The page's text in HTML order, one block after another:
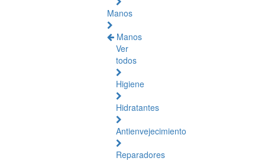
Manos
Manos
Ver
todos
Higiene
Hidratantes
Antienvejecimiento
Reparadores